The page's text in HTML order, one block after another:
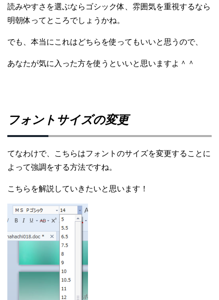
読みやすさを選ぶならゴシック体、雰囲気を重視するなら
明朝体ってところでしょうかね。
でも、本当にこれはどちらを使ってもいいと思うので、
あなたが気に入った方を使うといいと思いますよ＾＾
フォントサイズの変更
てなわけで、こちらはフォントのサイズを変更することに
よって強調をする方法ですね。
こちらを解説していきたいと思います！